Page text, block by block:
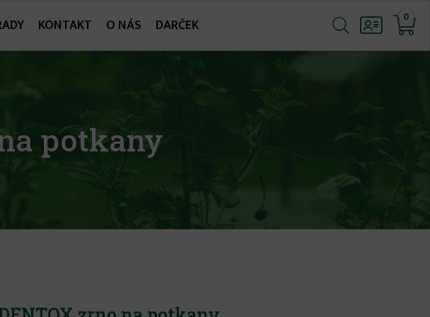
KONTAKT O NÁS DARČEK 0
potkany